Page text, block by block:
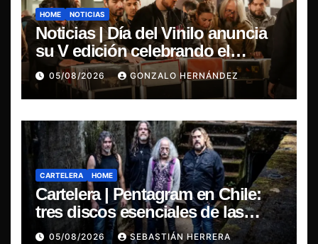
HOME NOTICIAS
Noticias | Día del Vinilo anuncia
su V edición celebrando el
regreso del 7″ fabricado en Chile
05/08/2026 GONZALO HERNÁNDEZ
CARTELERA HOME
Cartelera | Pentagram en Chile:
tres discos esenciales de las
leyendas del doom
05/08/2026 SEBASTIÁN HERRERA